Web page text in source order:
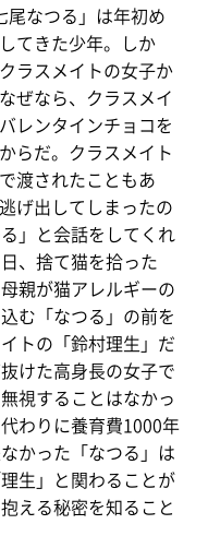
尾なつる」は年初め
てきた少年。しか
ラスメイトの女子か
ぜなら、クラスメイ
レンタインチョコを
らだ。クラスメイト
渡されたこともあ
げ出してしまったの
」と会話をしてくれ
、捨て猫を拾った
親が猫アレルギーの
む「なつる」の前を
トの「鈴村理生」だ
けた高身長の女子で
視することはなかっ
わりに養育費1000年
かった「なつる」は
生」と関わることが
える秘密を知ること